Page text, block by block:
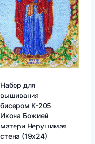
Набор для
вышивания
бисером К-205
Икона Божией
матери Нерушимая
стена (19х24)